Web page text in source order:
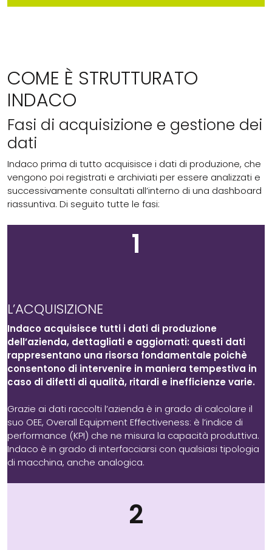
COME È STRUTTURATO
INDACO
Fasi di acquisizione e gestione dei
dati
Indaco prima di tutto acquisisce i dati di produzione, che
vengono poi registrati e archiviati per essere analizzati e
successivamente consultati all’interno di una dashboard
riassuntiva. Di seguito tutte le fasi:
1
L’ACQUISIZIONE
Indaco acquisisce tutti i dati di produzione
dell’azienda, dettagliati e aggiornati: questi dati
rappresentano una risorsa fondamentale poichè
consentono di intervenire in maniera tempestiva in
caso di difetti di qualità, ritardi e inefficienze varie.
Grazie ai dati raccolti l’azienda è in grado di calcolare il
suo OEE, Overall Equipment Effectiveness: è l’indice di
performance (KPI) che ne misura la capacità produttiva.
Indaco è in grado di interfacciarsi con qualsiasi tipologia
di macchina, anche analogica.
2